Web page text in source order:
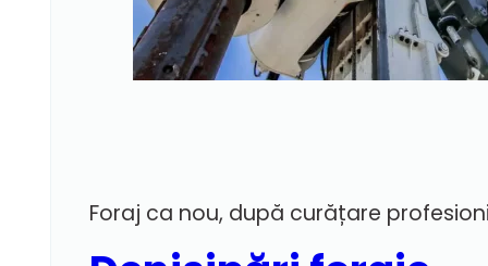
Foraj ca nou, după curățare